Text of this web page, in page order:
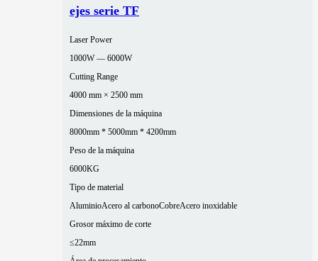
ejes serie TF
Laser Power
1000W — 6000W
Cutting Range
4000 mm × 2500 mm
Dimensiones de la máquina
8000mm * 5000mm * 4200mm
Peso de la máquina
6000KG
Tipo de material
AluminioAcero al carbonoCobreAcero inoxidable
Grosor máximo de corte
≤22mm